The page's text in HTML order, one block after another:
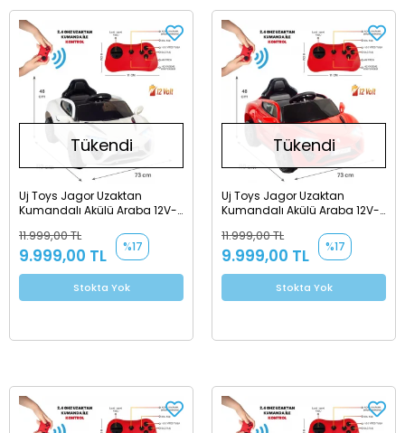
Tükendi
Uj Toys Jagor Uzaktan
Kumandalı Akülü Araba 12V-
11.999,00 TL
9.999,00 TL %17
Stokta Yok
Tükendi
Uj Toys Jagor Uzaktan
Kumandalı Akülü Araba 12V-
11.999,00 TL
9.999,00 TL %17
Stokta Yok